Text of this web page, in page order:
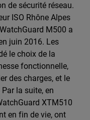
de sécurité réseau.
ISO Rhône Alpes
M500 a
juin 2016. Les
le choix de la
fonctionnelle,
des charges, et le
la suite, en
XTM510
en fin de vie, ont